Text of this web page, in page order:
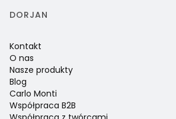
DORJAN
Kontakt
O nas
Nasze produkty
Blog
Carlo Monti
Współpraca B2B